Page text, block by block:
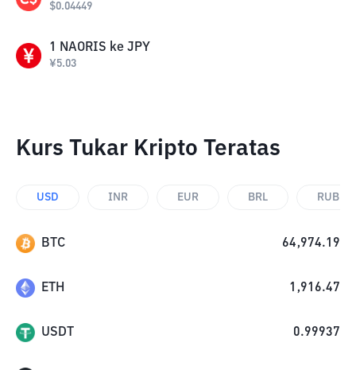
$0.04449
1 NAORIS ke JPY
¥5.03
Kurs Tukar Kripto Teratas
USD INR EUR BRL RUB
BTC 64,974.19
ETH 1,916.47
USDT 0.99937